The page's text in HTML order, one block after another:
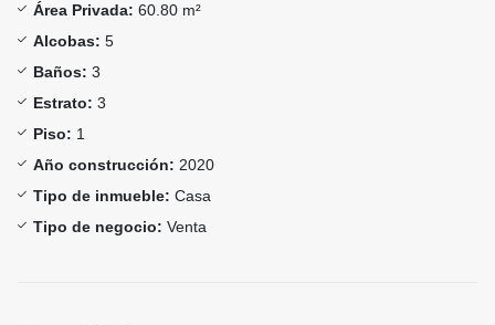
Área Privada: 60.80 m²
Alcobas: 5
Baños: 3
Estrato: 3
Piso: 1
Año construcción: 2020
Tipo de inmueble: Casa
Tipo de negocio: Venta